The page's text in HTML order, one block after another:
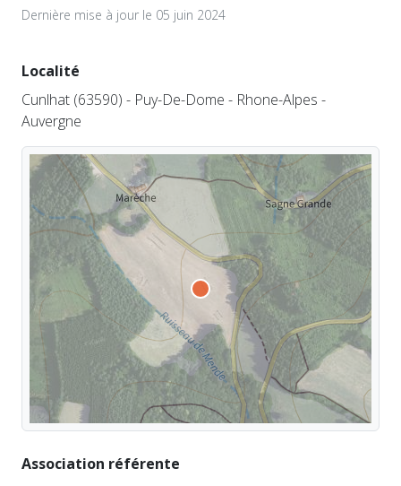
Dernière mise à jour le 05 juin 2024
Localité
Cunlhat (63590) - Puy-De-Dome - Rhone-Alpes -
Auvergne
Association référente